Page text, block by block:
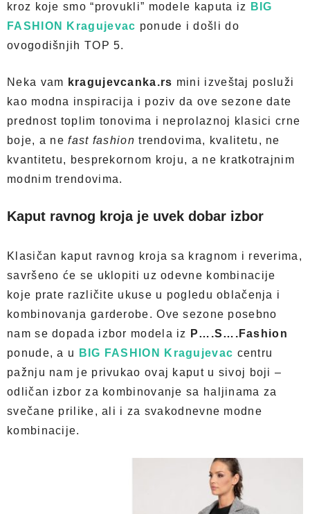
kroz koje smo “provukli” modele kaputa iz
BIG
FASHION Kragujevac ponude i došli do
ovogodišnjih TOP 5.
Neka vam kragujevcanka.rs mini izveštaj posluži
kao modna inspiracija i poziv da ove sezone date
prednost toplim tonovima i neprolaznoj klasici crne
boje, a nefast fashion trendovima, kvalitetu, ne
kvantitetu, besprekornom kroju, a ne kratkotrajnim
modnim trendovima.
Kaput ravnog kroja je uvek dobar izbor
Klasičan kaput ravnog kroja sa kragnom i reverima,
savršeno će se uklopiti uz odevne kombinacije
koje prate različite ukuse u pogledu oblačenja i
kombinovanja garderobe. Ove sezone posebno
nam se dopada izbor modela iz
P….S….Fashion
ponude, a u
BIG FASHION Kragujevac centru
pažnju nam je privukao ovaj kaput u sivoj boji –
odličan izbor za kombinovanje sa haljinama za
svečane prilike, ali i za svakodnevne modne
kombinacije.